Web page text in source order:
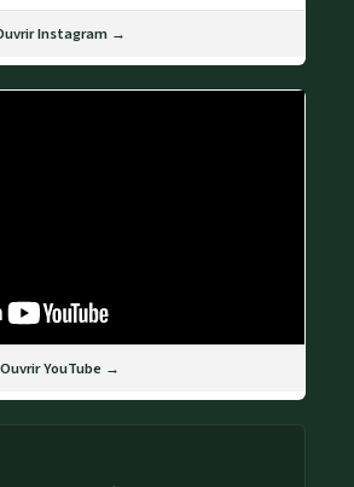
Instagram →
Ouvrir YouTube →